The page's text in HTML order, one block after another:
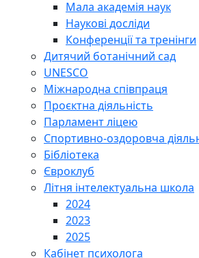
Мала академія наук
Наукові досліди
Конференції та тренінги
Дитячий ботанічний сад
UNESCO
Міжнародна співпраця
Проєктна діяльність
Парламент ліцею
Спортивно-оздоровча
Бібліотека
Євроклуб
Літня інтелектуальна школа
2024
2023
2025
Кабінет психолога